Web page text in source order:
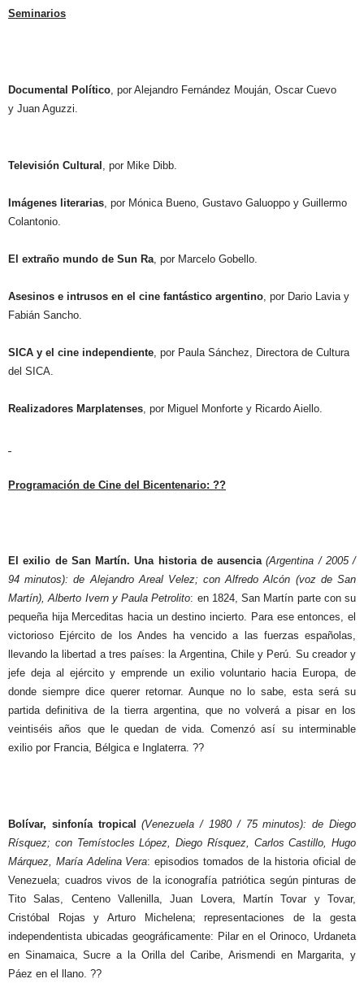
Seminarios
Documental Político , por Alejandro Fernández Mouján, Oscar Cuevo
y Juan Aguzzi.
Televisión Cultural , por Mike Dibb.
Imágenes literarias , por Mónica Bueno, Gustavo Galuoppo y Guillermo
Colantonio.
El extraño mundo de Sun Ra , por Marcelo Gobello.
Asesinos e intrusos en el cine fantástico argentino , por Dario Lavia y
Fabián Sancho.
SICA y el cine independiente , por Paula Sánchez, Directora de Cultura
del SICA.
Realizadores Marplatenses , por Miguel Monforte y Ricardo Aiello.
Programación de Cine del Bicentenario: ??
El exilio de San Martín. Una historia de ausencia (Argentina / 2005 /
94 minutos): de Alejandro Areal Velez; con Alfredo Alcón (voz de San
Martín), Alberto Ivern y Paula Petrolito: en 1824, San Martín parte con su
pequeña hija Merceditas hacia un destino incierto. Para ese entonces, el
victorioso Ejército de los Andes ha vencido a las fuerzas españolas,
llevando la libertad a tres países: la Argentina, Chile y Perú. Su creador y
jefe deja al ejército y emprende un exilio voluntario hacia Europa, de
donde siempre dice querer retornar. Aunque no lo sabe, esta será su
partida definitiva de la tierra argentina, que no volverá a pisar en los
veintiséis años que le quedan de vida. Comenzó así su interminable
exilio por Francia, Bélgica e Inglaterra. ??
Bolívar, sinfonía tropical(Venezuela / 1980 / 75 minutos): de Diego
Rísquez; con Temístocles López, Diego Rísquez, Carlos Castillo, Hugo
Márquez, María Adelina Vera: episodios tomados de la historia oficial de
Venezuela; cuadros vivos de la iconografía patriótica según pinturas de
Tito Salas, Centeno Vallenilla, Juan Lovera, Martín Tovar y Tovar,
Cristóbal Rojas y Arturo Michelena; representaciones de la gesta
independentista ubicadas geográficamente: Pilar en el Orinoco, Urdaneta
en Sinamaica, Sucre a la Orilla del Caribe, Arismendi en Margarita, y
Páez en el llano. ??